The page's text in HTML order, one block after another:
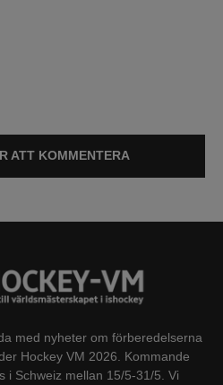
ATT KOMMENTERA
med nyheter om förberedelserna
Hockey VM 2026. Kommande
i Schweiz mellan 15/5-31/5. Vi